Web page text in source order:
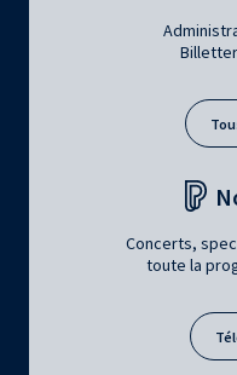
Concerts,
toute la